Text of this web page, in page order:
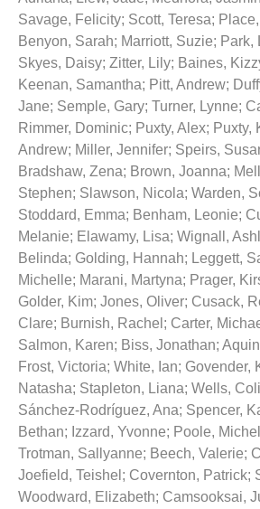
Savage, Felicity; Scott, Teresa;
Benyon, Sarah; Marriott, Suzie; Park,
Skyes, Daisy; Zitter, Lily; Baines,
Keenan, Samantha; Pitt, Andrew;
Jane; Semple, Gary; Turner, Lynne;
Rimmer, Dominic; Puxty, Alex; Puxty,
Andrew; Miller, Jennifer; Speirs,
Bradshaw, Zena; Brown, Joanna;
Stephen; Slawson, Nicola; Warden,
Stoddard, Emma; Benham, Leonie;
Melanie; Elawamy, Lisa; Wignall,
Belinda; Golding, Hannah; Leggett,
Michelle; Marani, Martyna; Prager,
Golder, Kim; Jones, Oliver; Cusack,
Clare; Burnish, Rachel ; Carter,
Salmon, Karen; Biss, Jonathan;
Frost, Victoria; White, Ian; Govender,
Natasha; Stapleton, Liana; Wells,
Sánchez-Rodríguez, Ana; Spencer,
Bethan; Izzard, Yvonne; Poole,
Trotman, Sallyanne; Beech, Valerie;
Joefield, Teishel ; Covernton, Patrick;
Woodward, Elizabeth; Camsooksai,